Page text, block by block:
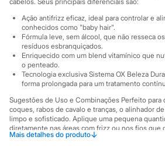
Acessórios
Blusas
Calçados
Leggings
Shorts e Bermudas
Tops
Moda íntima
Calcinhas
Cintas e Modeladores
Meias
Pijamas
Sutiãs e Tops
Moda praia
Biquínis
Ação antifrizz eficaz, ideal para controlar e
conhecidos como "baby hair".
Fórmula leve, sem álcool, que não resseca
resíduos esbranquiçados.
Enriquecido com um blend vitamínico que
o penteado.
Tecnologia exclusiva Sistema OX Beleza
forma prolongada para um tratamento
Sugestões de Uso e Combinações Perfeito para
coques, rabos de cavalo e tranças, o alinhador
limpo e sofisticado. Aplique uma pequena
diretamente nas áreas com frizz ou nos fios que
indispensável na nécessaire para manter o
Mais detalhes do produto↓